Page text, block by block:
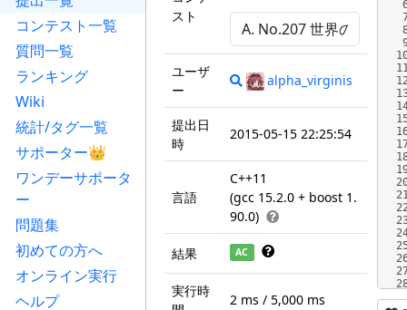
コンテスト一覧
質問一覧
ランキング
Wiki
統計/タグ一覧
サポーター👑
ワンデーサポータ
ー
問題集
初めての方へ
オンライン実行
ヘルプ
スト
ユーザ
ー
alpha_virginis
提出日
時
2015-05-15 22:25:54
言語
C++11
(gcc 15.2.0 + boost 1.
90.0)
結果 AC
実行時
2 ms / 5,000 ms